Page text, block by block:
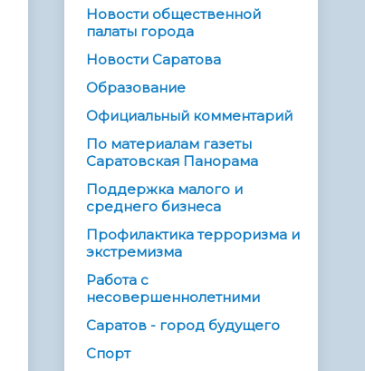
Новости общественной
палаты города
Новости Саратова
Образование
Официальный комментарий
По материалам газеты
Саратовская Панорама
Поддержка малого и
среднего бизнеса
Профилактика терроризма и
экстремизма
Работа с
несовершеннолетними
Саратов - город будущего
Спорт